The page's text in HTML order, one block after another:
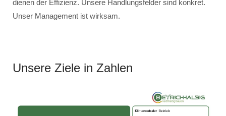
dienen der Effizienz. Unsere Handlungsfelder sind konkret.
Unser Management ist wirksam.
Unsere Ziele in Zahlen